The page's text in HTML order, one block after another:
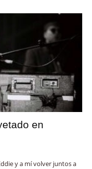
en
y a mí volver juntos a